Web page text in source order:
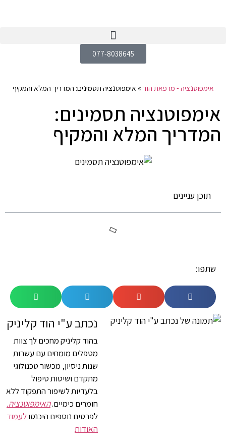
077-8038645
אימפוטנציה - מרפאת הוד » אימפוטנציה תסמינים: המדריך המלא והמקיף
אימפוטנציה תסמינים:
המדריך המלא והמקיף
תוכן עניינים
שתפו:
נכתב ע"י הוד קליניק
בהוד קליניק מחכים לך צוות
מטפלים מומחים עם עשרות
שנות ניסיון, מכשור טכנולוגי
מתקדם ושיטות טיפול
בלעדיות לשיפור התפקוד ללא
חומרים כימיים.האימפוטנציה.
לפרטים נוספים היכנסולעמוד
האודות